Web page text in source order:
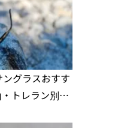
ングラスおすす
トレラン別、